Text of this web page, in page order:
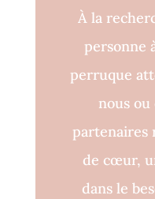
À la
personne
perruque
nous ou
partenaires
de cœur,
dans le